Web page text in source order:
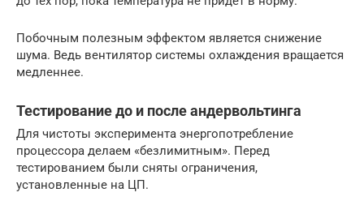
Побочным полезным эффектом является снижение
шума. Ведь вентилятор системы охлаждения вращается
медленнее.
Тестирование до и после андервольтинга
Для чистоты эксперимента энергопотребление
процессора делаем «безлимитным». Перед
тестированием были сняты ограничения,
установленные на ЦП.